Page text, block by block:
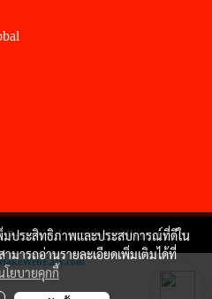
Reserved. omsecondhand.com
มประสิทธิภาพและประสบการณ์ที่ดีใน
มารถอ่านรายละเอียดเพิ่มเติมได้ที่
โยบายคุกกี้